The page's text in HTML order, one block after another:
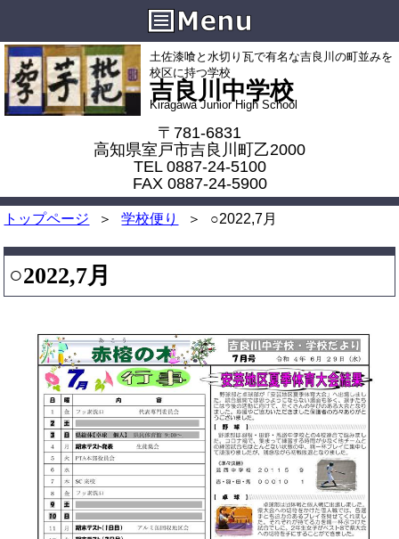
土佐漆喰と水切り瓦で有名な吉良川の町並みを
校区に持つ学校
吉良川中学校
Kiragawa Junior High School
〒781-6831
高知県室戸市吉良川町乙2000
TEL 0887-24-5100
FAX 0887-24-5900
トップページ 学校便り ○2022,7月
○2022,7月